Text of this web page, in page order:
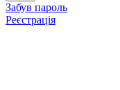
Забув пароль
Реєстрація